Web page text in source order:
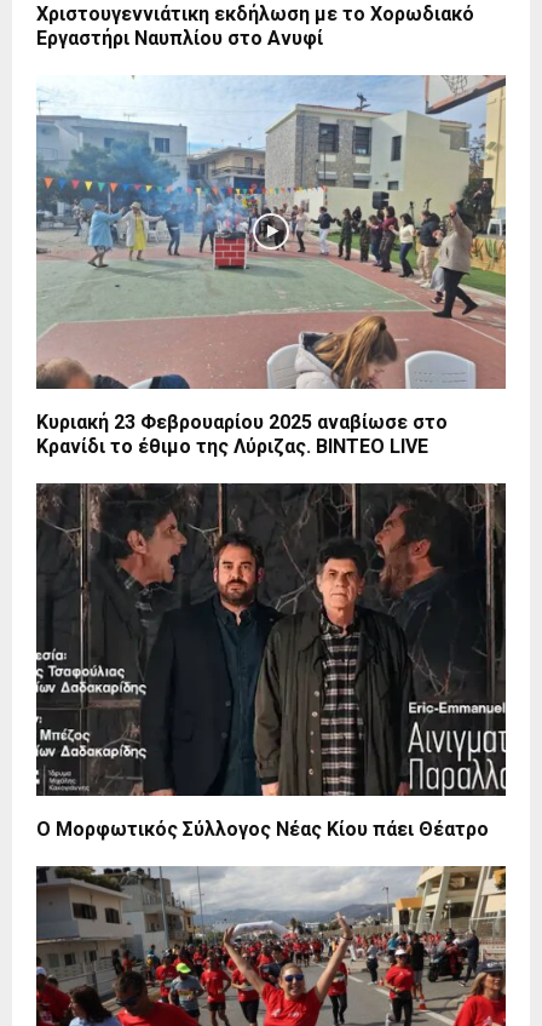
Χριστουγεννιάτικη εκδήλωση με το Χορωδιακό
Εργαστήρι Ναυπλίου στο Ανυφί
Κυριακή 23 Φεβρουαρίου 2025 αναβίωσε στο
Κρανίδι το έθιμο της Λύριζας. ΒΙΝΤΕΟ LIVE
Ο Μορφωτικός Σύλλογος Νέας Κίου πάει Θέατρο